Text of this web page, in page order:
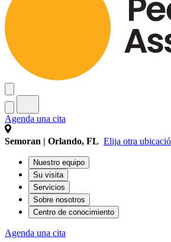
Agenda una cita
Semoran | Orlando, FL Elija otra
Nuestro equipo
Su visita
Servicios
Sobre nosotros
Centro de conocimiento
Agenda una cita